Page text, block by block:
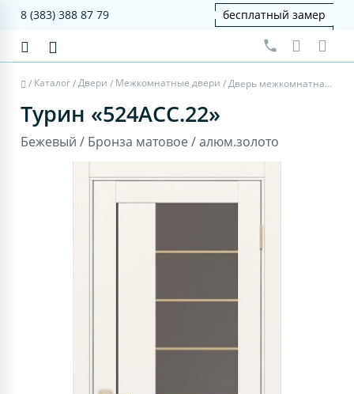
8 (383) 388 87 79 бесплатный замер
/ Каталог/Двери / Межкомнатные двери / Дверь межкомнатная Турин 524АСС.22 - бежевый, бронза матовое, алюм.золото
Турин «524АСС.22»
Бежевый / Бронза матовое / алюм.золото